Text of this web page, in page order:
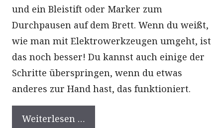
und ein Bleistift oder Marker zum
Durchpausen auf dem Brett. Wenn du weißt,
wie man mit Elektrowerkzeugen umgeht, ist
das noch besser! Du kannst auch einige der
Schritte überspringen, wenn du etwas
anderes zur Hand hast, das funktioniert.
Weiterlesen …